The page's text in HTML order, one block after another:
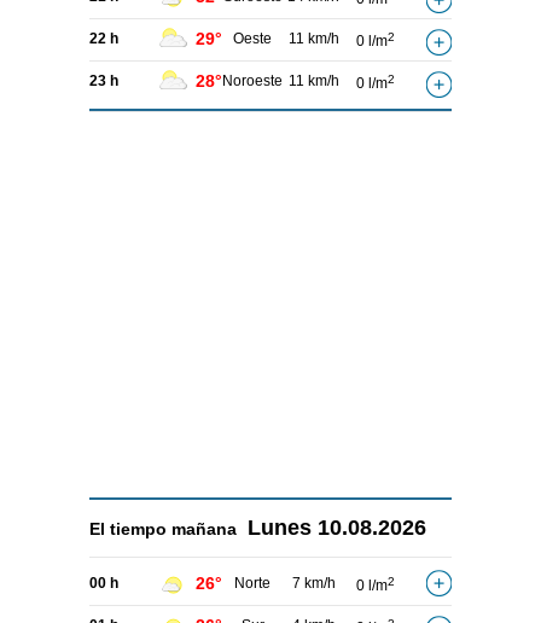
22 h 29° Oeste 11 km/h 0 l/m2
23 h 28° Noroeste 11 km/h 0 l/m2
El tiempo mañana Lunes 10.08.2026
00 h 26° Norte 7 km/h 0 l/m2